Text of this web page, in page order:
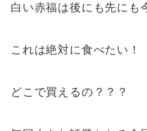
白い赤福は後にも先にも
これは絶対に食べたい！
どこで買えるの？？？